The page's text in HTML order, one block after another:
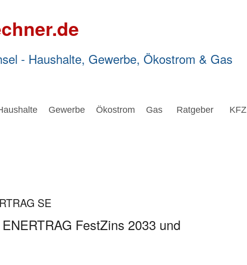
- Haushalte, Gewerbe, Ökostrom & Gas
Gewerbe Ökostrom Gas Ratgeber KFZ
SE
FestZins 2033 und